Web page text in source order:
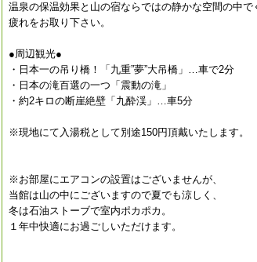
温泉の保温効果と山の宿ならではの静かな空間の中で
疲れをお取り下さい。
●周辺観光●
・日本一の吊り橋！「九重”夢”大吊橋」…車で2分
・日本の滝百選の一つ「震動の滝」
・約2キロの断崖絶壁「九酔渓」…車5分
※現地にて入湯税として別途150円頂戴いたします。
※お部屋にエアコンの設置はございませんが、
当館は山の中にございますので夏でも涼しく、
冬は石油ストーブで室内ポカポカ。
１年中快適にお過ごしいただけます。